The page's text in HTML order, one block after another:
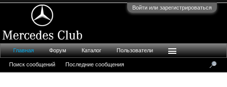
Войти или зарегистрироваться
Главная
Поиск сообщений Последние сообщения
Форум Каталог Пользователи